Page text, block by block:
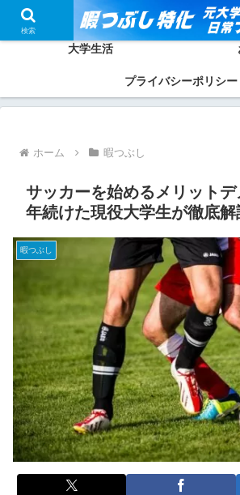
ホーム かし
大学生活
プライバシーポリシー
ホーム 暇つぶし
サッカーを始めるメリット
年続けた現役大学生が徹底解
暇つぶし
検索